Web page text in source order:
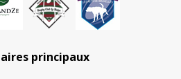
principaux